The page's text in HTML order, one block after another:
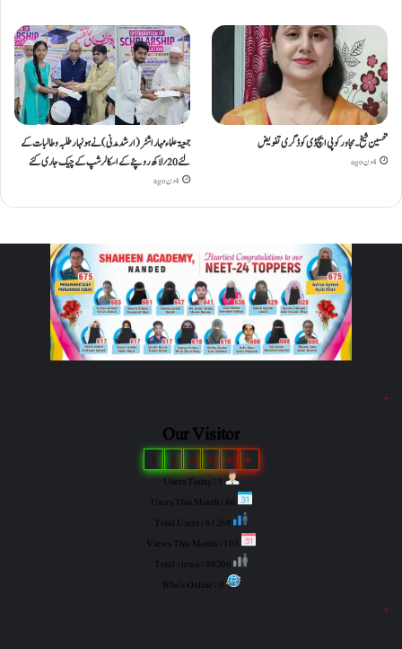
تحسین شیخ۔ مجاور کو پی ایچ ڈی کو ڈگری تفویض
4 دن ago
جمعیۃعلماء مہاراشٹر (ارشد مدنی)نے ہونہار طلبہ و طالبات کے
لئے20؍ لاکھ روپئے کے اسکالرشپ کے چیک جاری کئے
4 دن ago
"
Our Visitor
0
6
1
2
6
Users Today : 1
"